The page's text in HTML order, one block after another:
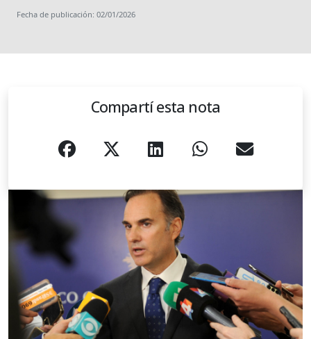
Fecha de publicación: 02/01/2026
Compartí esta nota